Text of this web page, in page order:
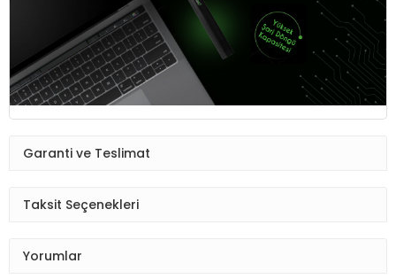
Garanti ve Teslimat
Taksit Seçenekleri
Yorumlar